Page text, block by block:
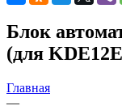
Блок
(для
Главная
—